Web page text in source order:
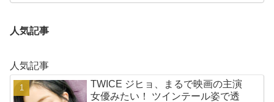
人気記事
人気記事
TWICE ジヒョ、まるで映画の主演
女優みたい！ ツインテール姿で透